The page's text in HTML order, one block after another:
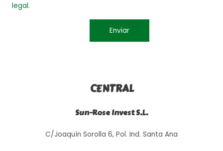
legal.
CENTRAL
Sun-Rose Invest S.L.
C/Joaquín Sorolla 6, Pol. Ind. Santa Ana